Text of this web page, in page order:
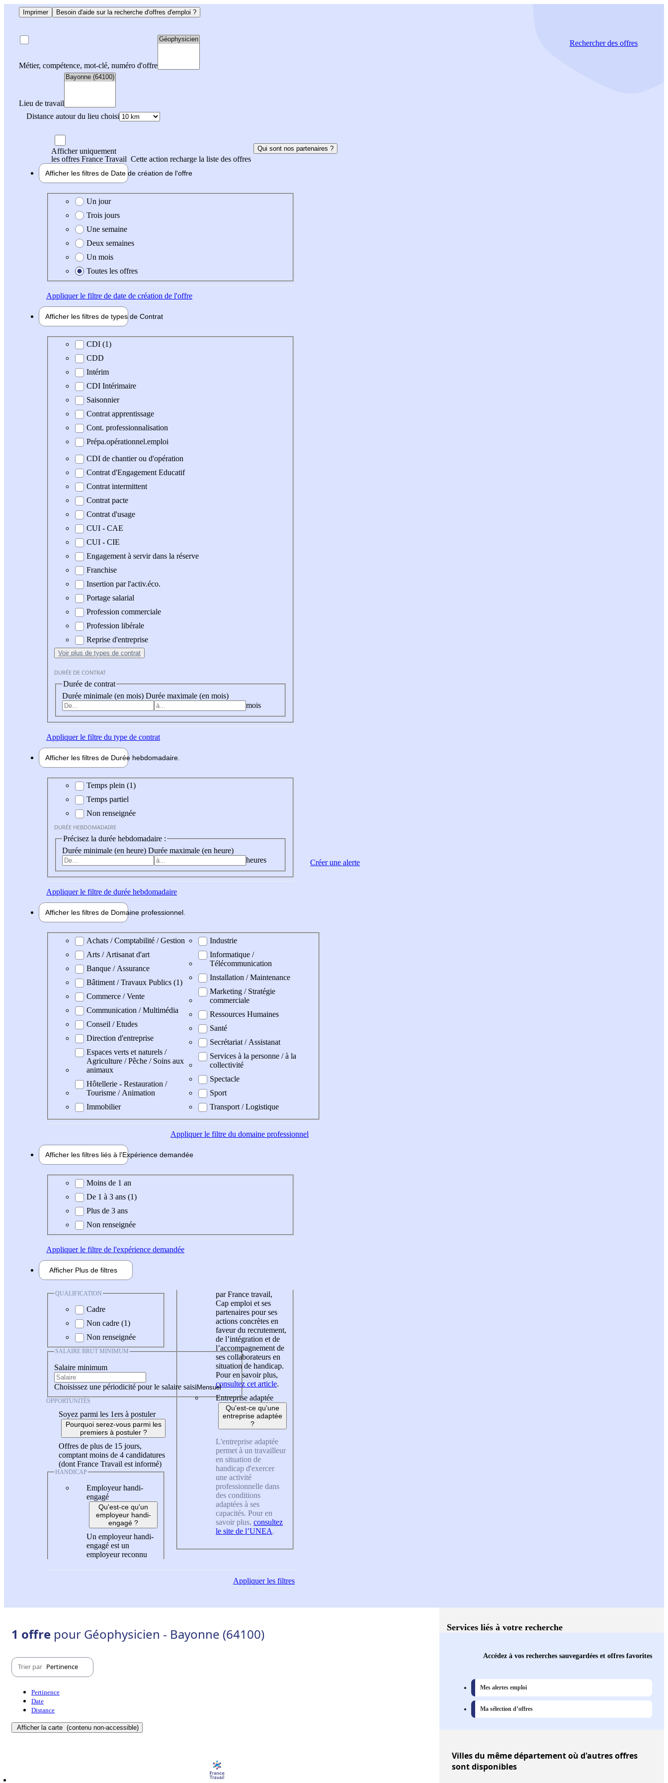
Imprimer Besoin d'aide sur la recherche d'offres d'emploi ?
Métier, compétence, mot-clé, numéro d'offre
Lieu de travail
Distance autour du lieu choisi
Rechercherdes offres
Afficher uniquement
les offres France Travail Cette action recharge la liste des offres
Qui sont nos partenaires ?
Afficher les filtres de Date de création de l'offre
Date de création de l'offre
Un jour
Trois jours
Une semaine
Deux semaines
Un mois
Toutes les offres
Appliquerle filtre de date de création de l'offre
Afficher les filtres de types de Contrat
Type de contrat
CDI (1)
CDD
Intérim
CDI Intérimaire
Saisonnier
Contrat apprentissage
Cont. professionnalisation
Prépa.opérationnel.emploi
CDI de chantier ou d'opération
Contrat d'Engagement Educatif
Contrat intermittent
Contrat pacte
Contrat d'usage
CUI - CAE
CUI - CIE
Engagement à servir dans la réserve
Franchise
Insertion par l'activ.éco.
Portage salarial
Profession commerciale
Profession libérale
Reprise d'entreprise
Voir plus de types de contrat
DURÉE DE CONTRAT
Durée de contrat
Durée minimale (en mois) Durée maximale (en mois)
mois
Appliquerle filtre du type de contrat
Afficher les filtres de Durée hebdomadaire
Durée hebdomadaire
Temps plein (1)
Temps partiel
Non renseignée
DURÉE HEBDOMADAIRE
Précisez la durée hebdomadaire :
Durée minimale (en heure) Durée maximale (en heure)
heures
Appliquerle filtre de durée hebdomadaire
Afficher les filtres de Domaine professionnel
Domaine professionel
Achats / Comptabilité / Gestion
Arts / Artisanat d'art
Banque / Assurance
Bâtiment / Travaux Publics (1)
Commerce / Vente
Communication / Multimédia
Conseil / Etudes
Direction d'entreprise
Espaces verts et naturels /
Agriculture / Pêche / Soins aux
animaux
Hôtellerie - Restauration /
Tourisme / Animation
Immobilier
Industrie
Informatique /
Télécommunication
Installation / Maintenance
Marketing / Stratégie
commerciale
Ressources Humaines
Santé
Secrétariat / Assistanat
Services à la personne / à la
collectivité
Spectacle
Sport
Transport / Logistique
Appliquerle filtre du domaine professionnel
Afficher les filtres liés à l'Expérience demandée
Expérience demandée
Moins de 1 an
De 1 à 3 ans (1)
Plus de 3 ans
Non renseignée
Appliquerle filtre de l'expérience demandée
Afficher Plus de filtres
QUALIFICATION
Cadre
Non cadre (1)
Non renseignée
SALAIRE BRUT MINIMUM
Salaire minimum
Choisissez une périodicité pour le salaire saisi
OPPORTUNITÉS
Soyez parmi les 1ers à postuler
Pourquoi serez-vous parmi les
premiers à postuler ?
Offres de plus de 15 jours,
comptant moins de 4 candidatures
(dont France Travail est informé)
HANDICAP
Employeur handi-
engagé
Qu'est-ce qu'un
employeur handi-
engagé ?
Un employeur handi-
engagé est un
employeur reconnu
par France travail,
Cap emploi et ses
partenaires pour ses
actions concrètes en
faveur du recrutement,
de l’intégration et de
l’accompagnement de
ses collaborateurs en
situation de handicap.
Pour en savoir plus,
consultez cet article.
Entreprise adaptée
Qu'est-ce qu'une
entreprise adaptée
?
L'entreprise adaptée
permet à un travailleur
en situation de
handicap d'exercer
une activité
professionnelle dans
des conditions
adaptées à ses
capacités. Pour en
savoir plus, consultez
le site de l’UNEA.
Appliquerles filtres
Créer une alerte
1 offre pour Géophysicien - Bayonne (64100)
Trier par Pertinence
Pertinence
Date
Distance
Afficher la carte (contenu non-accessible)
Services liés à votre recherche
Accédez à vos recherches sauvegardées et offres favorites
Mes alertes emploi
Ma sélection d’offres
Villesdu même département où d'autres offres
sont disponibles